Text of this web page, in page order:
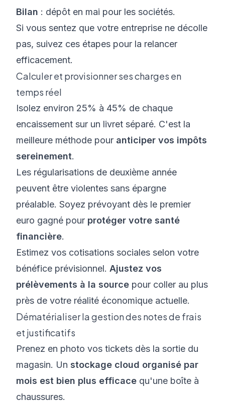
Bilan : dépôt en mai pour les sociétés.
Si vous sentez que votre entreprise ne décolle
pas, suivez ces étapes pour la relancer
efficacement.
Calculer et provisionner ses charges en
temps réel
Isolez environ 25% à 45% de chaque
encaissement sur un livret séparé. C'est la
meilleure méthode pour anticiper vos impôts
sereinement.
Les régularisations de deuxième année
peuvent être violentes sans épargne
préalable. Soyez prévoyant dès le premier
euro gagné pour protéger votre santé
financière.
Estimez vos cotisations sociales selon votre
bénéfice prévisionnel. Ajustez vos
prélèvements à la source pour coller au plus
près de votre réalité économique actuelle.
Dématérialiser la gestion des notes de frais
et justificatifs
Prenez en photo vos tickets dès la sortie du
magasin. Un stockage cloud organisé par
mois est bien plus efficace qu'une boîte à
chaussures.